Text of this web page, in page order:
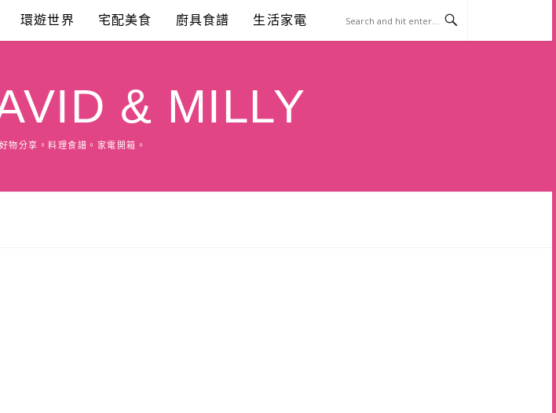
環遊世界 宅配美食 廚具食譜 生活家電
& MILLY
物分享。料理食譜。家電開箱。